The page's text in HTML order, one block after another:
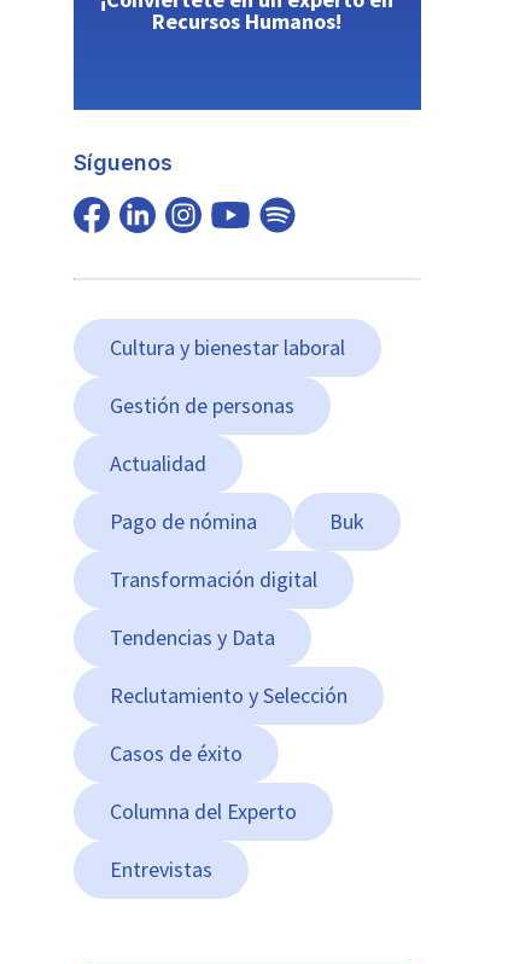
Recursos Humanos!
Síguenos
Cultura y bienestar laboral
Gestión de personas
Actualidad
Pago de nómina Buk
Transformación digital
Tendencias y Data
Reclutamiento y Selección
Casos de éxito
Columna del Experto
Entrevistas